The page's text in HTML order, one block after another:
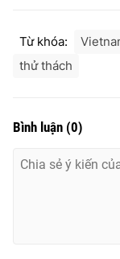
Từ khóa:
thử thách
Bình luận (0)